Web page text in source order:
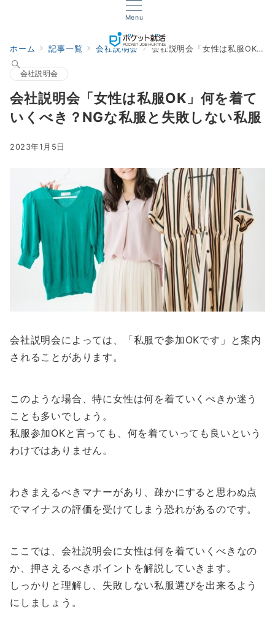
Menu
ホーム 記事一覧 会社説明会 会社説明会「女性は私服OK」何を着ていくべき？NGな私服と失敗しない私服
会社説明会
会社説明会「女性は私服OK」何を着て
いくべき？NGな私服と失敗しない私服
2023年1月5日
会社説明会によっては、「私服で参加OKです」と案内
されることがあります。
このような場合、特に女性は何を着ていくべきか迷う
ことも多いでしょう。
私服参加OKと言っても、何を着ていっても良いという
わけではありません。
わきまえるべきマナーがあり、疎かにすると思わぬ点
でマイナスの評価を受けてしまう恐れがあるのです。
ここでは、会社説明会に女性は何を着ていくべきなの
か、押さえるべきポイントを解説していきます。
しっかりと理解し、失敗しない私服選びを出来るよう
にしましょう。